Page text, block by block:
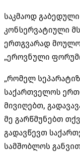
საკმაოდ
კონსერვატიული
ერთგვარად
„ეროვნული
„რომელ
საქართველოს
მივიღებთ,
მე გარწმუნებთ
გადავწევთ
სამშობლოს